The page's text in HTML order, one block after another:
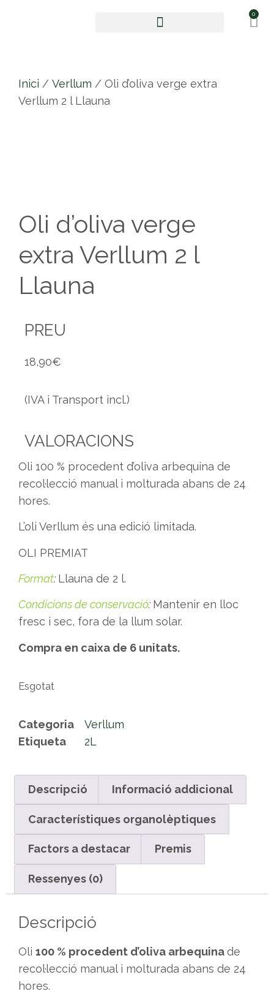
0
Inici / Verllum / Oli d’oliva verge extra
Verllum 2 l Llauna
Oli d’oliva verge
extra Verllum 2 l
Llauna
PREU
18,90€
(IVA i Transport incl.)
VALORACIONS
Oli 100 % procedent d’oliva arbequina de
recol·lecció manual i molturada abans de 24
hores.
L’oli Verllum és una edició limitada.
OLI PREMIAT
Format: Llauna de 2 l.
Condicions de conservació: Mantenir en lloc
fresc i sec, fora de la llum solar.
Compra en caixa de 6 unitats.
Esgotat
Categoria
Verllum
Etiqueta
2L
Descripció Informació addicional
Característiques organolèptiques
Factors a destacar Premis
Ressenyes (0)
Descripció
Oli 100 % procedent d’oliva arbequinade
recol·lecció manual i molturada abans de 24
hores.